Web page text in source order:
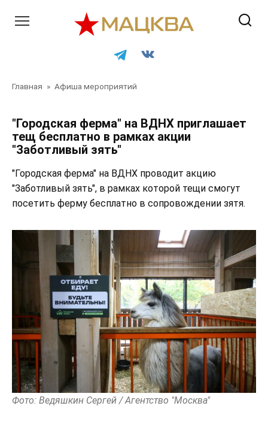
Главная » Афиша мероприятий
"Городская ферма" на ВДНХ приглашает
тещ бесплатно в рамках акции
"Заботливый зять"
"Городская ферма" на ВДНХ проводит акцию
"Заботливый зять", в рамках которой тещи смогут
посетить ферму бесплатно в сопровождении зятя.
Фото: Ведяшкин Сергей / Агентство "Москва"